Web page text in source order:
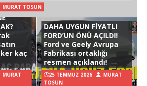
MURAT TOSUN
kaç
MURAT
DAHA UYGUN FİYATLI
FORD’UN ÖNÜ AÇILDI!
Ford ve Geely Avrupa
Fabrikası ortaklığı
resmen açıklandı!
25 TEMMUZ 2026
MURAT
TOSUN